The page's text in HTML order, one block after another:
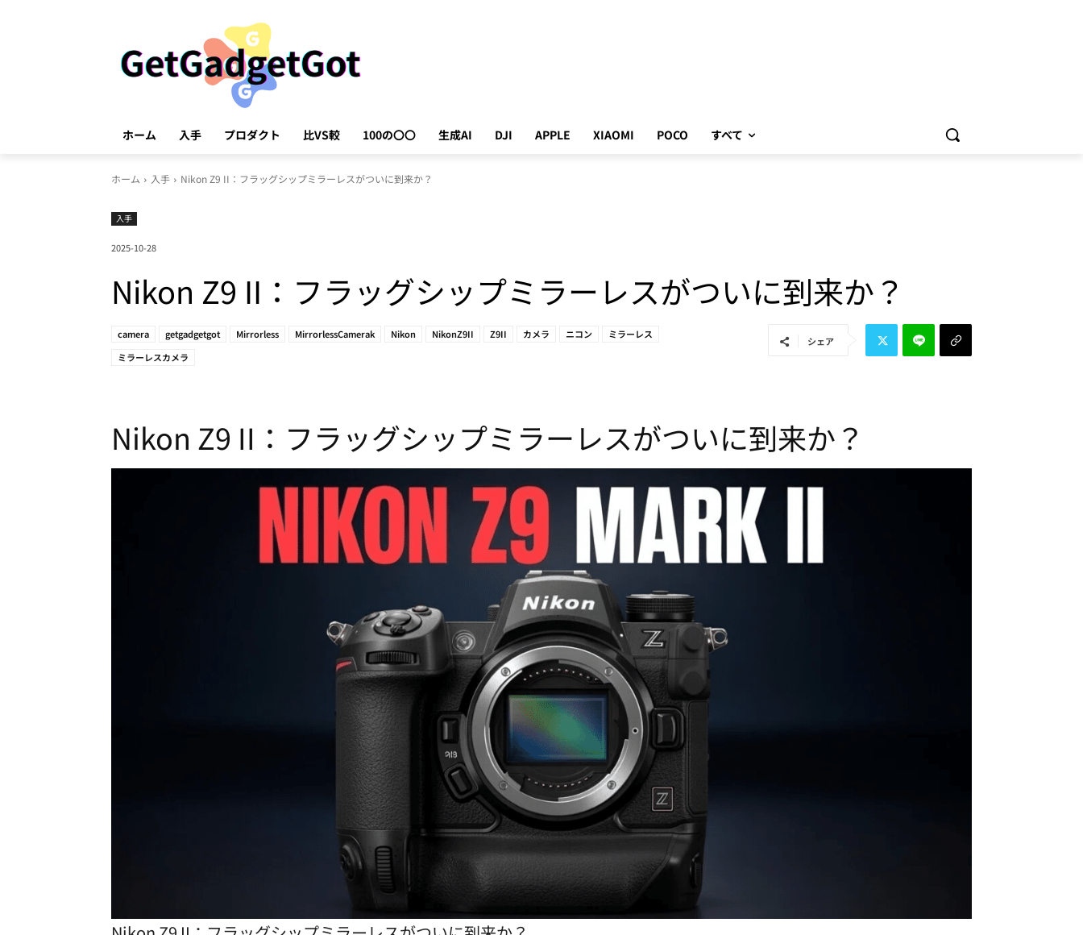
ホーム 入手 プロダクト 比VS較 100の〇〇 生成AI DJI APPLE XIAOMI POCO すべて
ホーム 入手 Nikon Z9 II：フラッグシップミラーレスがついに到来か？
入手
2025-10-28
Nikon Z9 II：フラッグシップミラーレスがついに到来か？
camera getgadgetgot Mirrorless MirrorlessCamerak Nikon NikonZ9II Z9II カメラ ニコン
ミラーレス
ミラーレスカメラ
シェア
Nikon Z9 II：フラッグシップミラーレスがついに到来か？